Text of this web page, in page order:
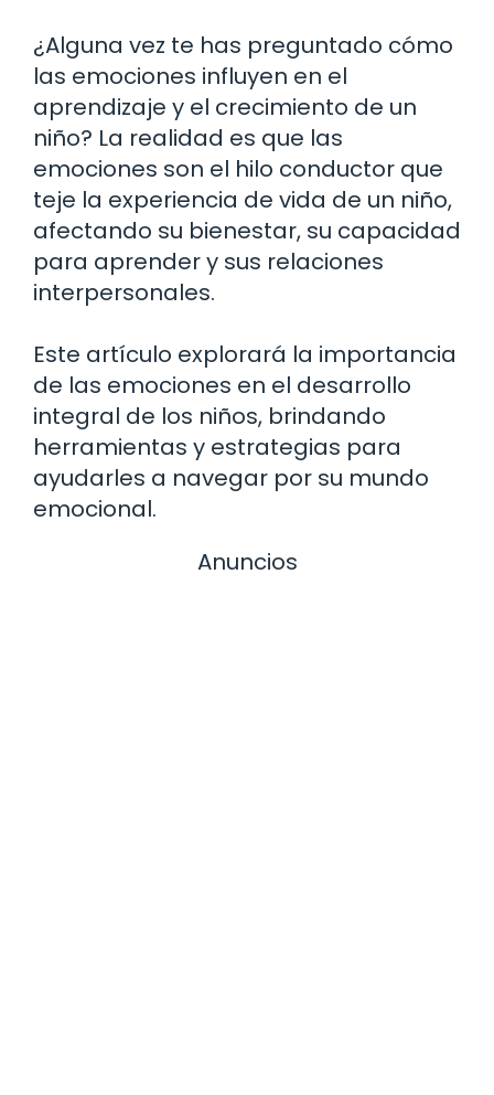
¿Alguna vez te has preguntado cómo
las emociones influyen en el
aprendizaje y el crecimiento de un
niño? La realidad es que las
emociones son el hilo conductor que
teje la experiencia de vida de un niño,
afectando su bienestar, su capacidad
para aprender y sus relaciones
interpersonales.
Este artículo explorará la importancia
de las emociones en el desarrollo
integral de los niños, brindando
herramientas y estrategias para
ayudarles a navegar por su mundo
emocional.
Anuncios